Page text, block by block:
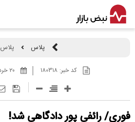
پلاس پلاس
کد خبر:۱۸۰۳۱۸ ۲۰ خرداد ۱۴۰۳ - ۱۴:۲۷
فوری/ رائفی پور دادگاهی شد!